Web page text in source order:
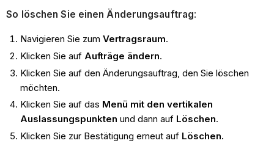
So löschen Sie einen Änderungsauftrag:
Navigieren Sie zum Vertragsraum.
Klicken Sie auf Aufträge ändern.
Klicken Sie auf den Änderungsauftrag, den Sie löschen
möchten.
Klicken Sie auf das Menü mit den vertikalen
Auslassungspunkten und dann auf Löschen.
Klicken Sie zur Bestätigung erneut auf Löschen.